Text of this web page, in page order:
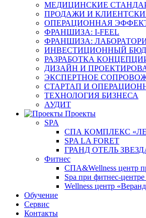
МЕДИЦИНСКИЕ
ПРОДАЖИ И
ОПЕРАЦИОННАЯ
ФРАНШИЗА: I-FEEL
ФРАНШИЗА:
ИНВЕСТИЦИОННЫЙ
РАЗРАБОТКА
ДИЗАЙН И
ЭКСПЕРТНОЕ
СТАРТАП И
ТЕХНОЛОГИЯ БИЗНЕСА
АУДИТ
Проекты
SPA
СПА КОМПЛЕКС
SPA LA FORET
ГРАНД ОТЕЛЬ
Фитнес
СПА&Wellness центр
Spa при фитнес-
Wellness центр
Обучение
Сервис
Контакты